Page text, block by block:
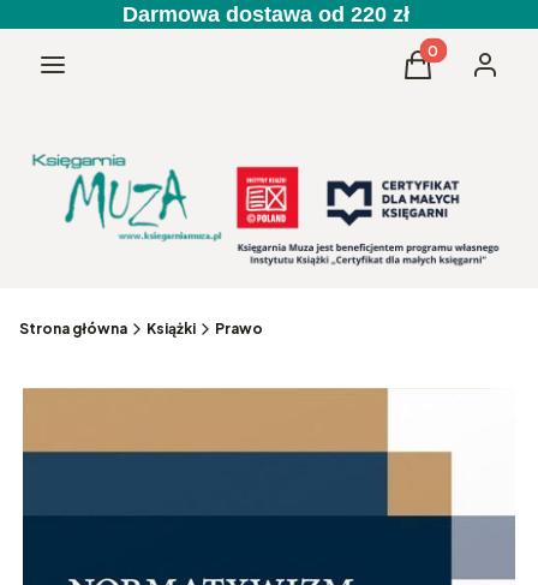
Darmowa dostawa od 220 zł
Menu Produkty w
Koszyk
Strona główna Książki Prawo